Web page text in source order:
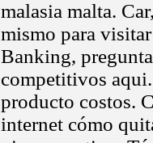
malasia malta.
mismo para
Banking,
competitivos
producto costos.
internet cómo